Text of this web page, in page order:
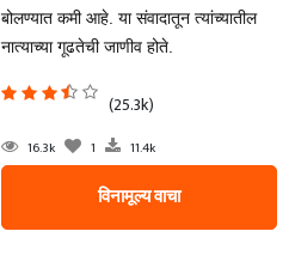
बोलण्यात कमी आहे. या संवादातून त्यांच्यातील
नात्याच्या गूढतेची जाणीव होते.
(25.3k)
16.3k 1 11.4k
विनामूल्य वाचा